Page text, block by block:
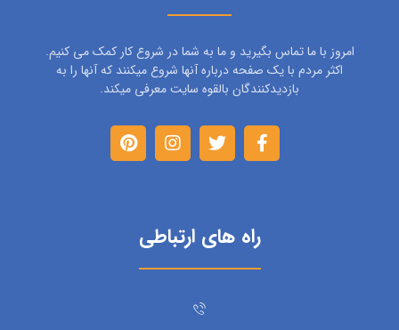
امروز با ما تماس بگیرید و ما به شما در شروع کار کمک می کنیم.
اکثر مردم با یک صفحه درباره آنها شروع میکنند که آنها را به
بازدیدکنندگان بالقوه سایت معرفی میکند.
راه های ارتباطی